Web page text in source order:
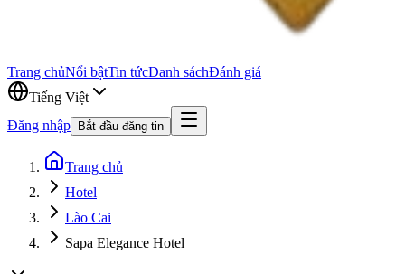
Trang chủNổi bậtTin tứcDanh sáchĐánh giá
Tiếng Việt
Đăng nhập
Bắt đầu đăng tin
Trang chủ
Hotel
Lào Cai
Sapa Elegance Hotel